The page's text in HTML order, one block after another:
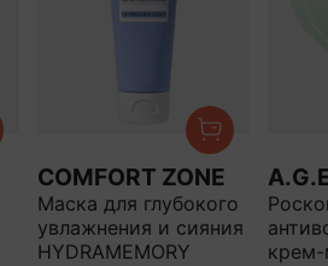
COMFORT ZONE
Маска для глубокого
увлажнения и сияния
HYDRAMEMORY